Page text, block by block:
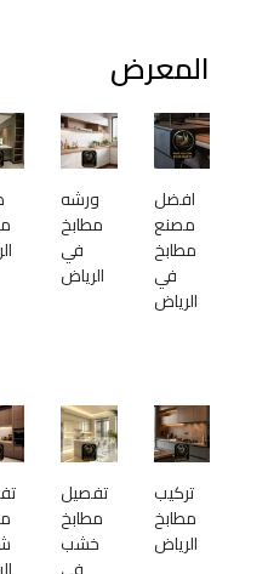
المعرض
افضل
مصنع
مطابخ
في
الرياض
ورشه
مطابخ
في
الرياض
تركيب
مطابخ
الرياض
تفصيل
مطابخ
خشب